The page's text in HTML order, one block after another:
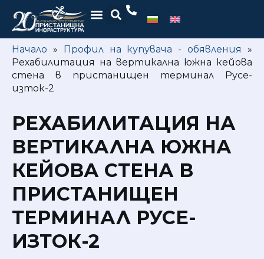
Начало » Профил на купувача - обявления
»
Рехабилитация на вертикална южна кейова
стена в пристанищен терминал Русе-
изток-2
РЕХАБИЛИТАЦИЯ НА
ВЕРТИКАЛНА ЮЖНА
КЕЙОВА СТЕНА В
ПРИСТАНИЩЕН
ТЕРМИНАЛ РУСЕ-
ИЗТОК-2